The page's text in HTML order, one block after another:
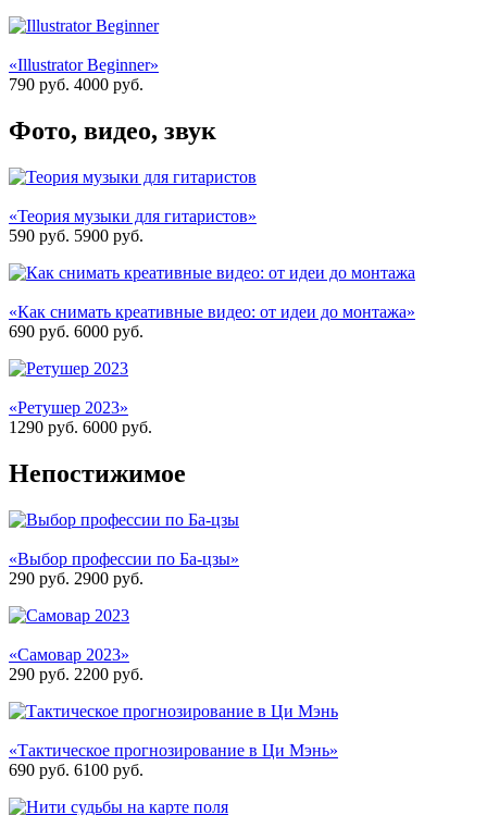
«Illustrator Beginner»
790 руб. 4000 руб.
Фото, видео, звук
«Теория музыки для гитаристов»
590 руб. 5900 руб.
«Как снимать креативные видео: от идеи до монтажа»
690 руб. 6000 руб.
«Ретушер 2023»
1290 руб. 6000 руб.
Непостижимое
«Выбор профессии по Ба-цзы»
290 руб. 2900 руб.
«Самовар 2023»
290 руб. 2200 руб.
«Тактическое прогнозирование в Ци Мэнь»
690 руб. 6100 руб.